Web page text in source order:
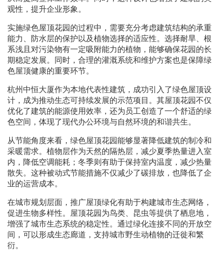
观性，提升企业形象。
实施绿色屋顶花园的过程中，需要充分考虑建筑结构的承重
能力、防水层的保护以及植物选择的适应性。选择耐旱、根
系浅且对污染物有一定吸附能力的植物，能够确保花园的长
期稳定发展。同时，合理的灌溉系统和维护方案也是保障绿
色屋顶健康的重要环节。
杭州中恒大厦作为本地代表性建筑，成功引入了绿色屋顶设
计，成为推动生态可持续发展的示范项目。其屋顶花园不仅
优化了建筑的能源使用效率，还为员工创造了一个舒适的绿
色空间，体现了现代办公环境与自然环境的和谐共生。
从节能角度来看，绿色屋顶花园能够显著降低建筑的制冷和
采暖需求。植物层作为天然的隔热层，减少夏季热量进入室
内，降低空调能耗；冬季则有助于保持室内温度，减少热量
散失。这种被动式节能措施不仅减少了碳排放，也降低了企
业的运营成本。
在城市规划层面，推广屋顶绿化有助于构建城市生态网络，
促进生物多样性。屋顶花园为鸟类、昆虫等提供了栖息地，
增强了城市生态系统的稳定性。通过绿化连接不同的开放空
间，可以形成生态廊道，支持城市野生动植物的迁徙和繁
衍。